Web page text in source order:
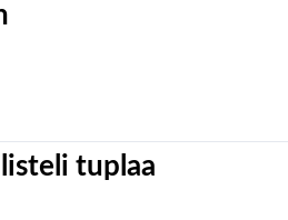
tuplaa